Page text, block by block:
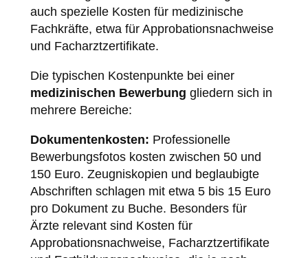
auch spezielle Kosten für medizinische
Fachkräfte, etwa für Approbationsnachweise
und Facharztzertifikate.
Die typischen Kostenpunkte bei einer
medizinischen Bewerbung gliedern sich in
mehrere Bereiche:
Dokumentenkosten: Professionelle
Bewerbungsfotos kosten zwischen 50 und
150 Euro. Zeugniskopien und beglaubigte
Abschriften schlagen mit etwa 5 bis 15 Euro
pro Dokument zu Buche. Besonders für
Ärzte relevant sind Kosten für
Approbationsnachweise, Facharztzertifikate